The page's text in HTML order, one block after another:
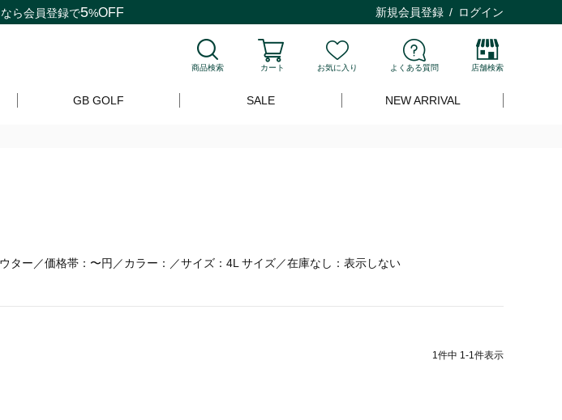
ら会員登録で5%OFF 新規会員登録 ログイン
商品検索 カート お気に入り よくある質問 店舗検索
GB GOLF SALE NEW ARRIVAL
ター／価格帯：〜円／カラー：／サイズ：4L サイズ／在庫なし：表示しない
1件中 1-1件表示